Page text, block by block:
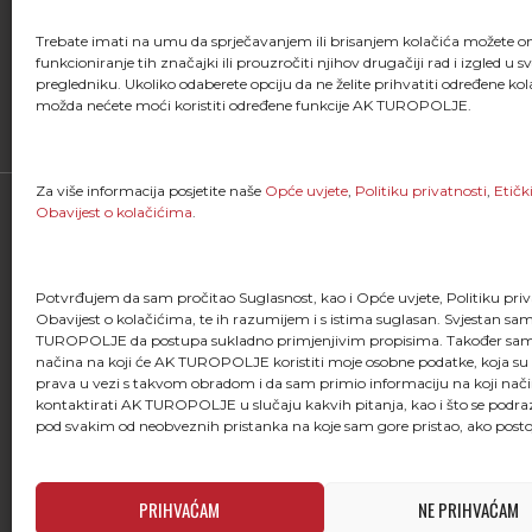
Trebate imati na umu da sprječavanjem ili brisanjem kolačića možete
funkcioniranje tih značajki ili prouzročiti njihov drugačiji rad i izgled u
pregledniku. Ukoliko odaberete opciju da ne želite prihvatiti određene
možda nećete moći koristiti određene funkcije AK TUROPOLJE.
Za više informacija posjetite naše Opće uvjete, Politiku privatnosti,
Obavijest o kolačićima.
Potvrđujem da sam pročitao Suglasnost, kao i Opće uvjete, Politiku
Obavijest o kolačićima, te ih razumijem i s istima suglasan. Svjestan
TUROPOLJE da postupa sukladno primjenjivim propisima. Također
načina na koji će AK TUROPOLJE koristiti moje osobne podatke, koja
prava u vezi s takvom obradom i da sam primio informaciju na koji
kontaktirati AK TUROPOLJE u slučaju kakvih pitanja, kao i što se
pod svakim od neobveznih pristanka na koje sam gore pristao, ako
PRIHVAĆAM NE PRIHVAĆAM
FACEBOOK
"Kao što svaki trkač zna, trčanje je više od
stavljanja jedne noge ispred druge; ono je
života i dio onoga što jesmo."
Atletski klub Turopolje © 2026. All rights